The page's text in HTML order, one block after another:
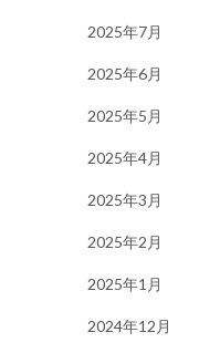
2025年7月
2025年6月
2025年5月
2025年4月
2025年3月
2025年2月
2025年1月
2024年12月